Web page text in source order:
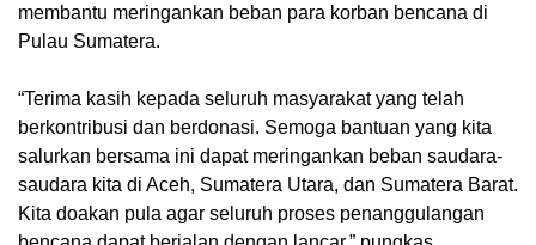
membantu meringankan beban para korban bencana di
Pulau Sumatera.
‎“Terima kasih kepada seluruh masyarakat yang telah
berkontribusi dan berdonasi. Semoga bantuan yang kita
salurkan bersama ini dapat meringankan beban saudara-
saudara kita di Aceh, Sumatera Utara, dan Sumatera Barat.
Kita doakan pula agar seluruh proses penanggulangan